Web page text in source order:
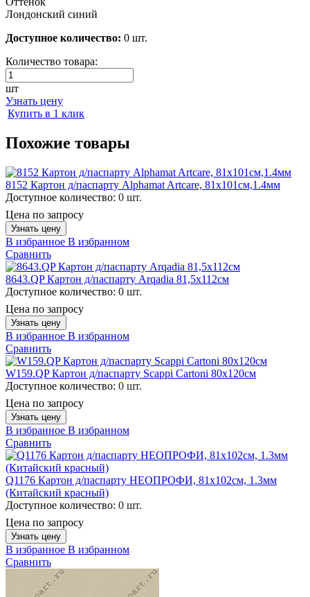
Лондонский синий
Доступное количество: 0 шт.
Количество товара:
шт
Узнать цену
Купить в 1 клик
Похожие товары
8152 Картон д/паспарту Alphamat Artcare, 81х101см,1.4мм
Доступное количество: 0 шт.
Цена по запросу
Узнать цену
В избранное В избранном
Сравнить
8643.QP Картон д/паспарту Arqadia 81,5х112см
Доступное количество: 0 шт.
Цена по запросу
Узнать цену
В избранное В избранном
Сравнить
W159.QP Картон д/паспарту Scappi Cartoni 80х120см
Доступное количество: 0 шт.
Цена по запросу
Узнать цену
В избранное В избранном
Сравнить
Q1176 Картон д/паспарту НЕОПРОФИ, 81x102см, 1.3мм
(Китайский красный)
Доступное количество: 0 шт.
Цена по запросу
Узнать цену
В избранное В избранном
Сравнить